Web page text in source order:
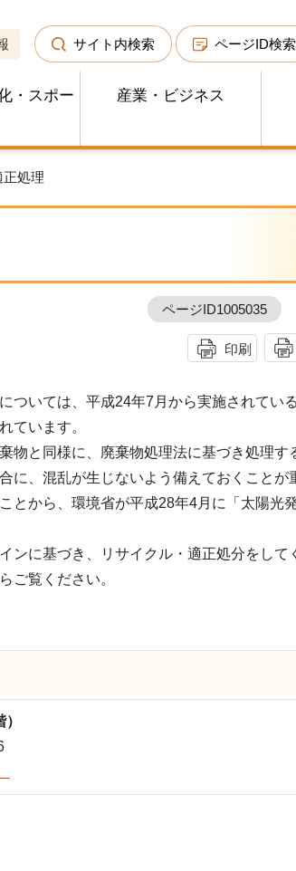
サイト内検索 ページID検索
・スポー
産業・ビジネス
処理
ページID1005035
印刷
いては、平成24年7月から実施されてい
ています。
と同様に、廃棄物処理法に基づき処理す
に、混乱が生じないよう備えておくことが
とから、環境省が平成28年4月に「太陽光
に基づき、リサイクル・適正処分をして
ご覧ください。